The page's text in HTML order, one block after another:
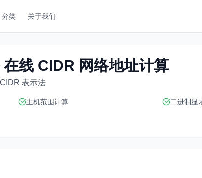
分类 关于我们
线 CIDR 网络地址计算
表示法
主机范围计算 二进制显